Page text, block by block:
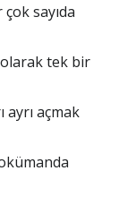
sayıda
tek bir
ayrı açmak